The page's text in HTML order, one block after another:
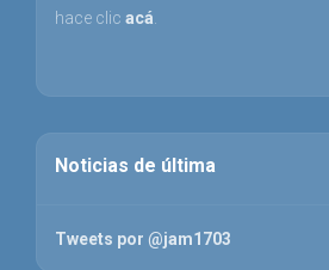
hace clic acá
Noticias de última
Tweets por @jam1703